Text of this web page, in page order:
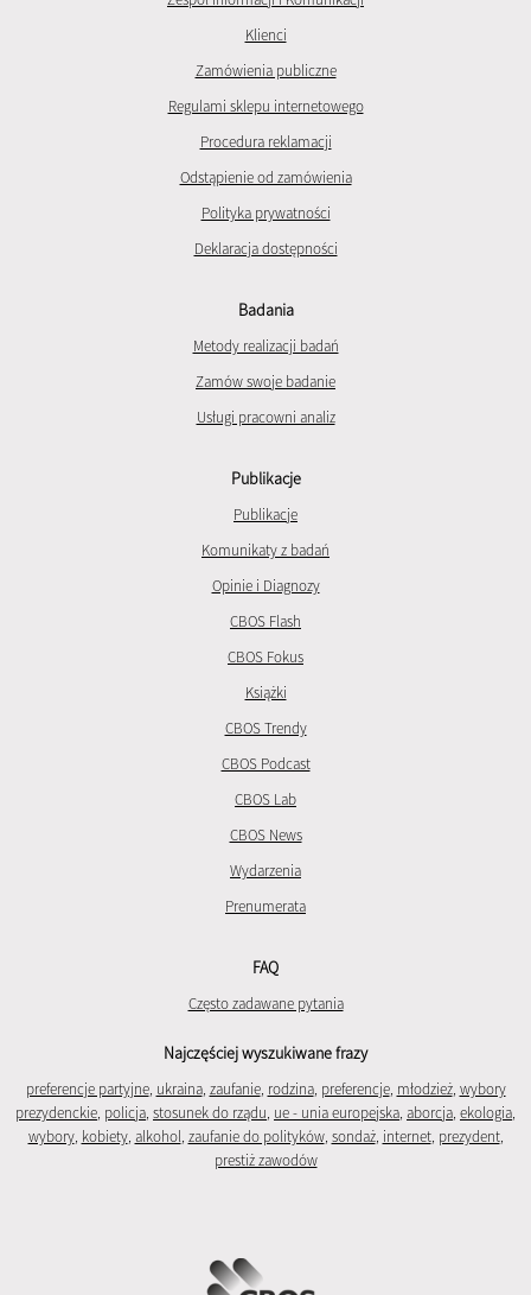
Klienci
Zamówienia publiczne
Regulami sklepu internetowego
Procedura reklamacji
Odstąpienie od zamówienia
Polityka prywatności
Deklaracja dostępności
Badania
Metody realizacji badań
Zamów swoje badanie
Usługi pracowni analiz
Publikacje
Publikacje
Komunikaty z badań
Opinie i Diagnozy
CBOS Flash
CBOS Fokus
Książki
CBOS Trendy
CBOS Podcast
CBOS Lab
CBOS News
Wydarzenia
Prenumerata
FAQ
Często zadawane pytania
Najczęściej wyszukiwane frazy
preferencje partyjne, ukraina, zaufanie, rodzina, preferencje, młodzież, wybory
prezydenckie, policja, stosunek do rządu, ue - unia europejska, aborcja, ekologia,
wybory, kobiety, alkohol, zaufanie do polityków, sondaż, internet, prezydent,
prestiż zawodów